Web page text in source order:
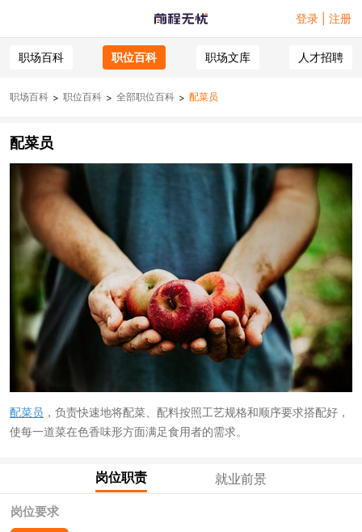
登录 | 注册
职场百科 职位百科 职场文库 人才招聘
职场百科 > 职位百科 > 全部职位百科 > 配菜员
配菜员
配菜员 ，负责快速地将配菜、配料按照工艺规格和顺序要求搭配好，
使每一道菜在色香味形方面满足食用者的需求。
岗位职责 就业前景
岗位要求